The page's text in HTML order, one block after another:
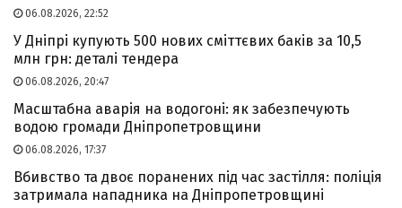
06.08.2026, 22:52
У Дніпрі купують 500 нових сміттєвих баків за 10,5
млн грн: деталі тендера
06.08.2026, 20:47
Масштабна аварія на водогоні: як забезпечують
водою громади Дніпропетровщини
06.08.2026, 17:37
Вбивство та двоє поранених під час застілля: поліція
затримала нападника на Дніпропетровщині